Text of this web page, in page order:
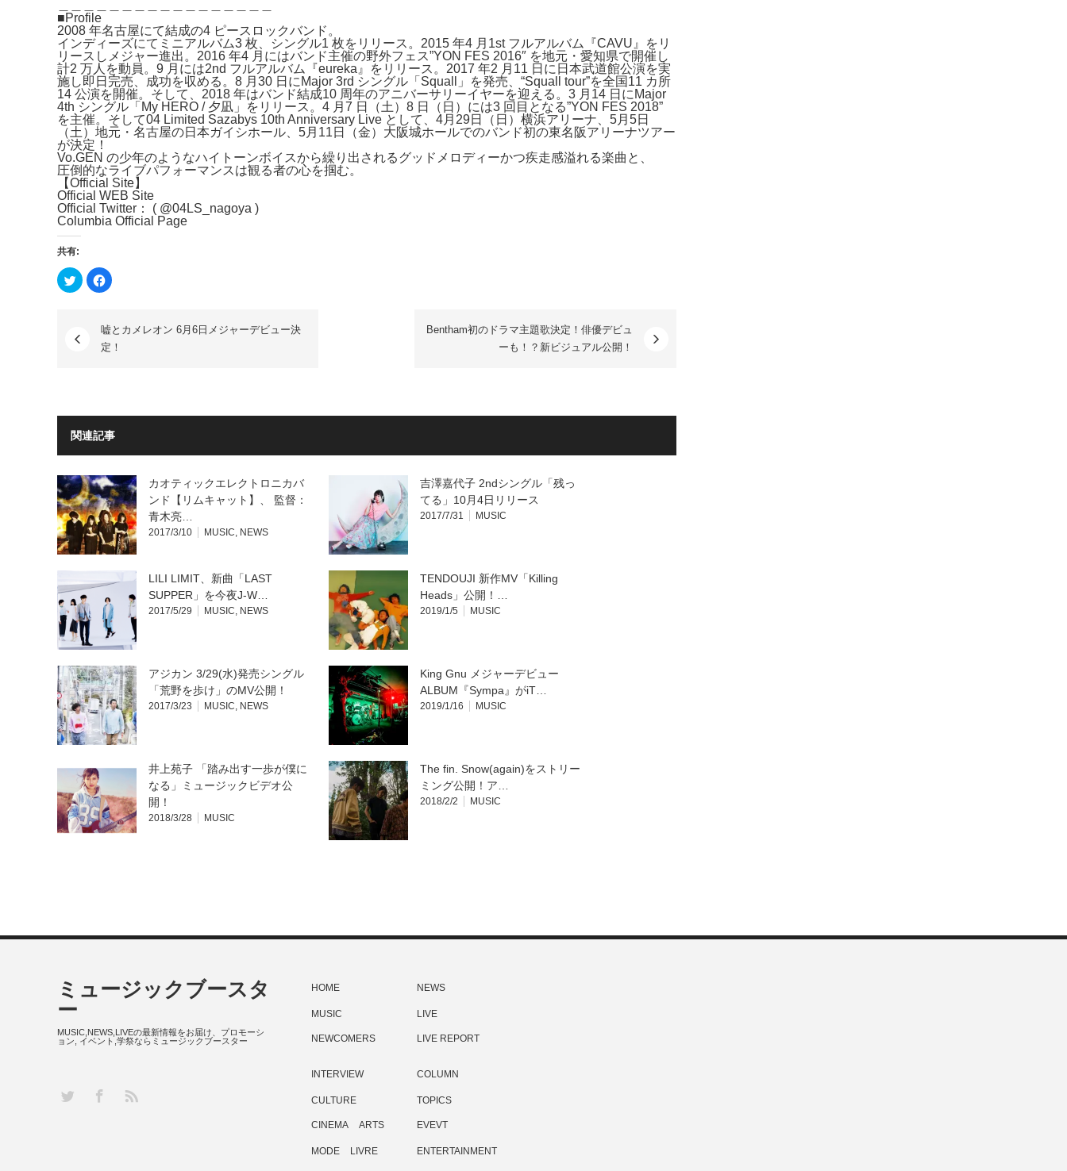
■Profile
2008 年名古屋にて結成の4 ピースロックバンド。
インディーズにてミニアルバム3 枚、シングル1 枚をリリース。2015 年4 月1st フルアルバム『CAVU』をリ
リースしメジャー進出。2016 年4 月にはバンド主催の野外フェス”YON FES 2016″ を地元・愛知県で開催し
計2 万人を動員。9 月には2nd フルアルバム『eureka』をリリース。2017 年2 月11 日に日本武道館公演を実
施し即日完売、成功を収める。8 月30 日にMajor 3rd シングル「Squall」を発売、“Squall tour”を全国11 カ所
14 公演を開催。そして、2018 年はバンド結成10 周年のアニバーサリーイヤーを迎える。3 月14 日にMajor
4th シングル「My HERO / 夕凪」をリリース。4 月7 日（土）8 日（日）には3 回目となる”YON FES 2018”
を主催。そして04 Limited Sazabys 10th Anniversary Live として、4月29日（日）横浜アリーナ、5月5日
（土）地元・名古屋の日本ガイシホール、5月11日（金）大阪城ホールでのバン ド初の東名阪アリーナツアー
が決定！
Vo.GEN の少年のようなハイトーンボイスから繰り出されるグッドメロディ ーかつ疾走感溢れる楽曲と、
圧倒的なライブパフォーマンスは観る者の心を掴む。
【Official Site】
Official WEB Site
Official Twitter： ( @04LS_nagoya )
Columbia Official Page
共有:
ク
リ
Twitter
で
ン
ド
ウ
開
ま
す)
Facebook
で
る
に
は
ク
だ
さ
い
し
ウ
ィ
ン
ド
ウ
で
開
き
ま
嘘とカメレオン 6月6日メジャーデビュー決
定！
Bentham初のドラマ主題歌決定！俳優デビュ
ーも！？新ビジュアル公開！
関連記事
カオティックエレクトロニカバ
ンド【リムキャット】、 監督：
青木亮…
2017/3/10 MUSIC NEWS
吉澤嘉代子 2ndシングル「残っ
てる」10月4日リリース
2017/7/31 MUSIC
LILI LIMIT、新曲「LAST
SUPPER」を今夜J-W…
2017/5/29 MUSIC NEWS
TENDOUJI 新作MV「Killing
Heads」公開！…
2019/1/5 MUSIC
アジカン 3/29(水)発売シングル
「荒野を歩け」のMV公開！
2017/3/23 MUSIC NEWS
King Gnu メジャーデビュー
ALBUM『Sympa』がiT…
2019/1/16 MUSIC
井上苑子 「踏み出す一歩が僕に
なる」ミュージックビデオ公
開！
2018/3/28 MUSIC
The fin. Snow(again)をストリー
ミング公開！ア…
2018/2/2 MUSIC
HOME NEWS
MUSIC
NEWCOMERS
LIVE
LIVE REPORT
INTERVIEW COLUMN
CULTURE
CINEMA ARTS
MODE LIVRE
TOPICS
EVEVT
ENTERTAINMENT
ミュージックブースタ
ー
MUSIC,NEWS,LIVEの最新情報をお届け、プロモーシ
ョン, イベント,学祭ならミュージックブースター
Twitter Facebook
RSS